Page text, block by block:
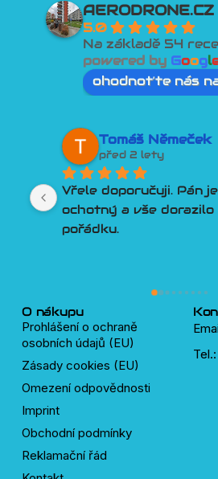
AERODRONE.CZ
5.0
Na základě 54
powered by Googl
ohodnoťte nás
Tomáš Němeček
před 2 lety
Vřele doporučuji. Pán
ochotný a vše dorazilo
pořádku.
O nákupu
Prohlášení o ochraně
osobních údajů (EU)
Zásady cookies (EU)
Omezení odpovědnosti
Imprint
Obchodní podmínky
Reklamační řád